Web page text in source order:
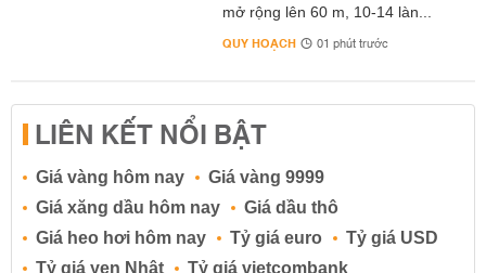
mở rộng lên 60 m, 10-14 làn...
QUY HOẠCH 01 phút trước
LIÊN KẾT NỔI BẬT
Giá vàng hôm nay
Giá vàng 9999
Giá xăng dầu hôm nay
Giá dầu thô
Giá heo hơi hôm nay
Tỷ giá euro
Tỷ giá USD
Tỷ giá yen Nhật
Tỷ giá vietcombank